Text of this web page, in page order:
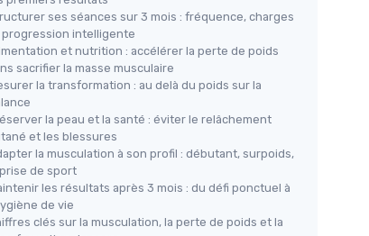
ses séances sur 3 mois : fréquence, charges
intelligente
et nutrition : accélérer la perte de poids
sacrifier la masse musculaire
la transformation : au delà du poids sur la
la peau et la santé : éviter le relâchement
et les blessures
la musculation à son profil : débutant, surpoids,
de sport
les résultats après 3 mois : du défi ponctuel à
de vie
clés sur la musculation, la perte de poids et la